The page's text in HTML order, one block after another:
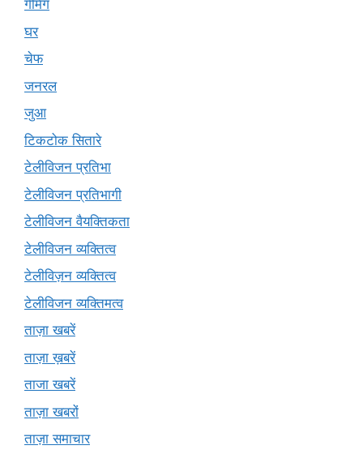
गेमिंग
घर
चेफ
जनरल
जुआ
टिकटोक सितारे
टेलीविजन प्रतिभा
टेलीविजन प्रतिभागी
टेलीविजन वैयक्तिकता
टेलीविजन व्यक्तित्व
टेलीविज़न व्यक्तित्व
टेलीविजन व्यक्तिमत्व
ताज़ा खबरें
ताज़ा ख़बरें
ताजा खबरें
ताज़ा खबरों
ताज़ा समाचार